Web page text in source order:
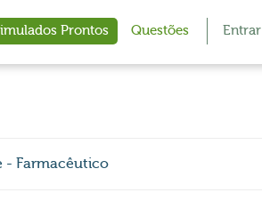
Prontos Questões Entrar
- Farmacêutico